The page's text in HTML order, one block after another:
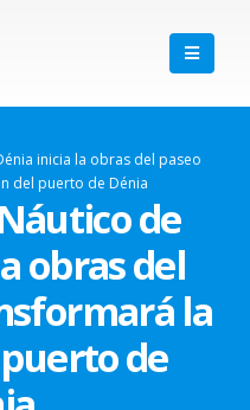
inicia la obras del paseo
del puerto de Dénia
de
obras del
la
de